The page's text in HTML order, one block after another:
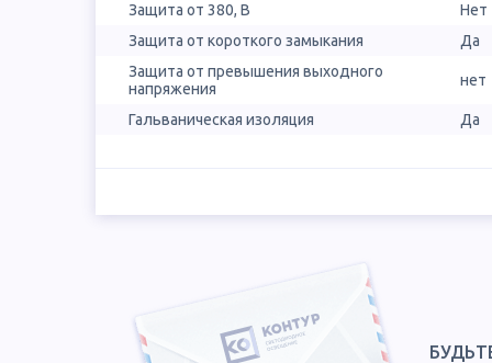
Защита от 380, В
Нет
Защита от короткого замыкания
Да
Защита от превышения выходного
напряжения
нет
Гальваническая изоляция Да